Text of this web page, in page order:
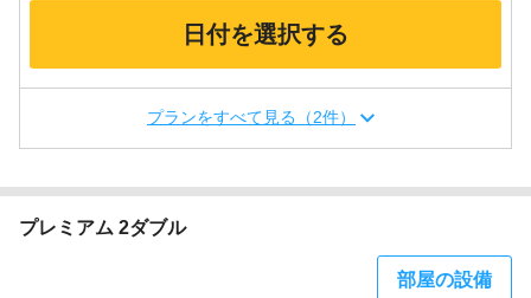
日付を選択する
プランをすべて見る（2件）
プレミアム 2ダブル
部屋の設備